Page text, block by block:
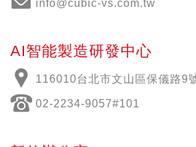
info@cubic-vs.com.tw
AI智能製造研發中心
116010台北市文山區保儀路9
02-2234-9057#101